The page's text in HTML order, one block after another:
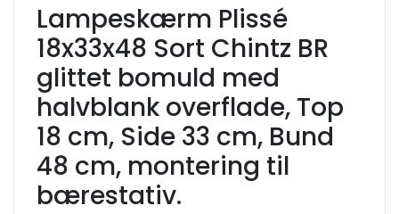
Lampeskærm Plissé
18x33x48 Sort Chintz BR
glittet bomuld med
halvblank overflade, Top
18 cm, Side 33 cm, Bund
48 cm, montering til
bærestativ.